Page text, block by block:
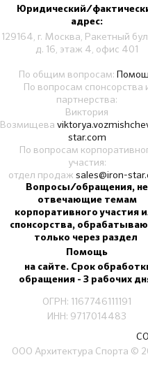
Юридический/
адрес:
129164, г. Москва, Ракетный
д. 16, этаж 4, офис 401
По общим вопросам:
По вопросам спонсорства
партнерства:
Виктория
Возмищева
star.com
По вопросам
участия:
отдел продаж sales@iron-
Вопросы/обращения, не
отвечающие темам
корпоративного участия
спонсорства,
только через раздел
Помощь
на сайте. Срок
обращения - 3 рабочих
ОГРН: 1167746111191
ИНН: 9717014483
ООО Архитектура Спорта ©